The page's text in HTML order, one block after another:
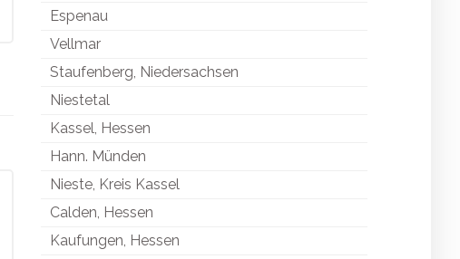
Espenau
Vellmar
Staufenberg, Niedersachsen
Niestetal
Kassel, Hessen
Hann. Münden
Nieste, Kreis Kassel
Calden, Hessen
Kaufungen, Hessen